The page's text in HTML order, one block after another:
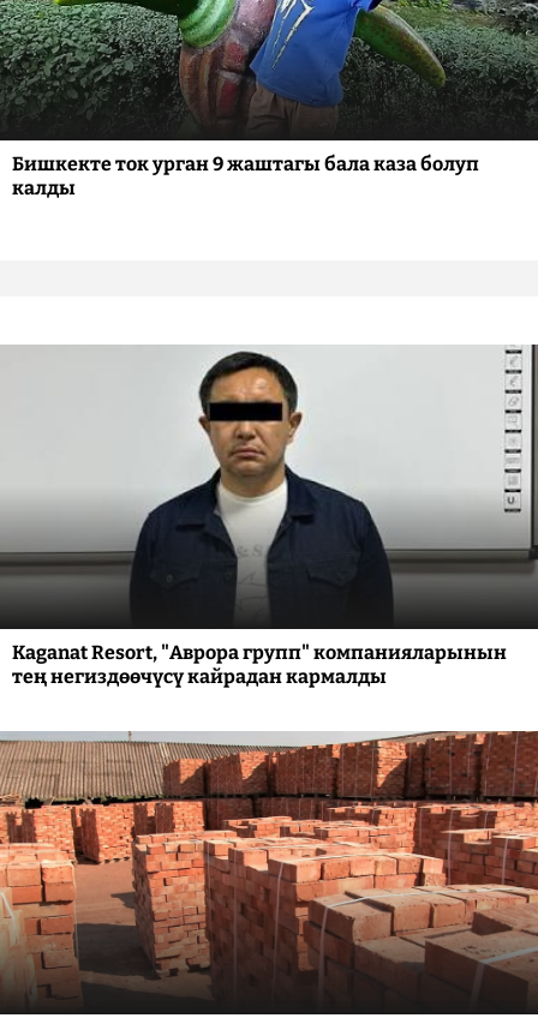
Бишкекте ток урган 9 жаштагы бала каза болуп
калды
Kaganat Resort, "Аврора групп" компанияларынын
тең негиздөөчүсү кайрадан кармалды